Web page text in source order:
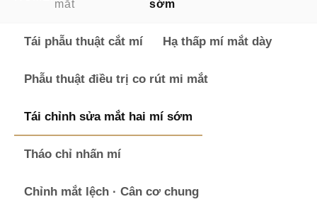
mắt
sớm
Tái phẫu thuật cắt mí Hạ thấp mí mắt dày
Phẫu thuật điều trị co rút mi mắt
Tái chỉnh sửa mắt hai mí sớm
Tháo chỉ nhấn mí
Chỉnh mắt lệch · Cân cơ chung